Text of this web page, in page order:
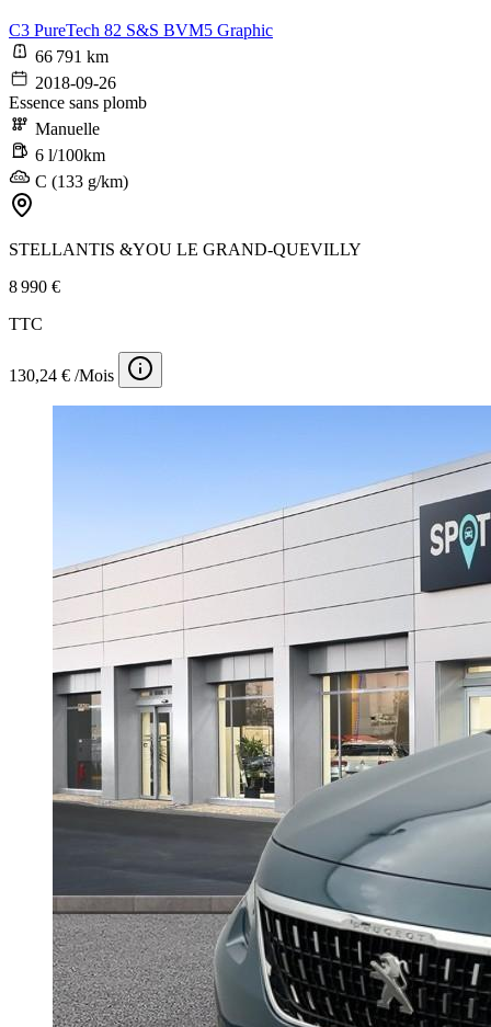
C3 PureTech 82 S&S BVM5 Graphic
66 791 km
2018-09-26
Essence sans plomb
Manuelle
6 l/100km
C (133 g/km)
STELLANTIS &YOU LE GRAND-QUEVILLY
8 990 €
TTC
130,24 € /Mois